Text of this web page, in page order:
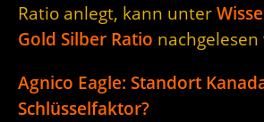
Ratio anlegt, kann unter
Gold Silber Ratio
Agnico Eagle: Standort
Schlüsselfaktor?